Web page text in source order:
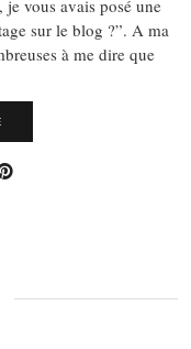
vous avais posé une
sur le blog ?”. A ma
à me dire que